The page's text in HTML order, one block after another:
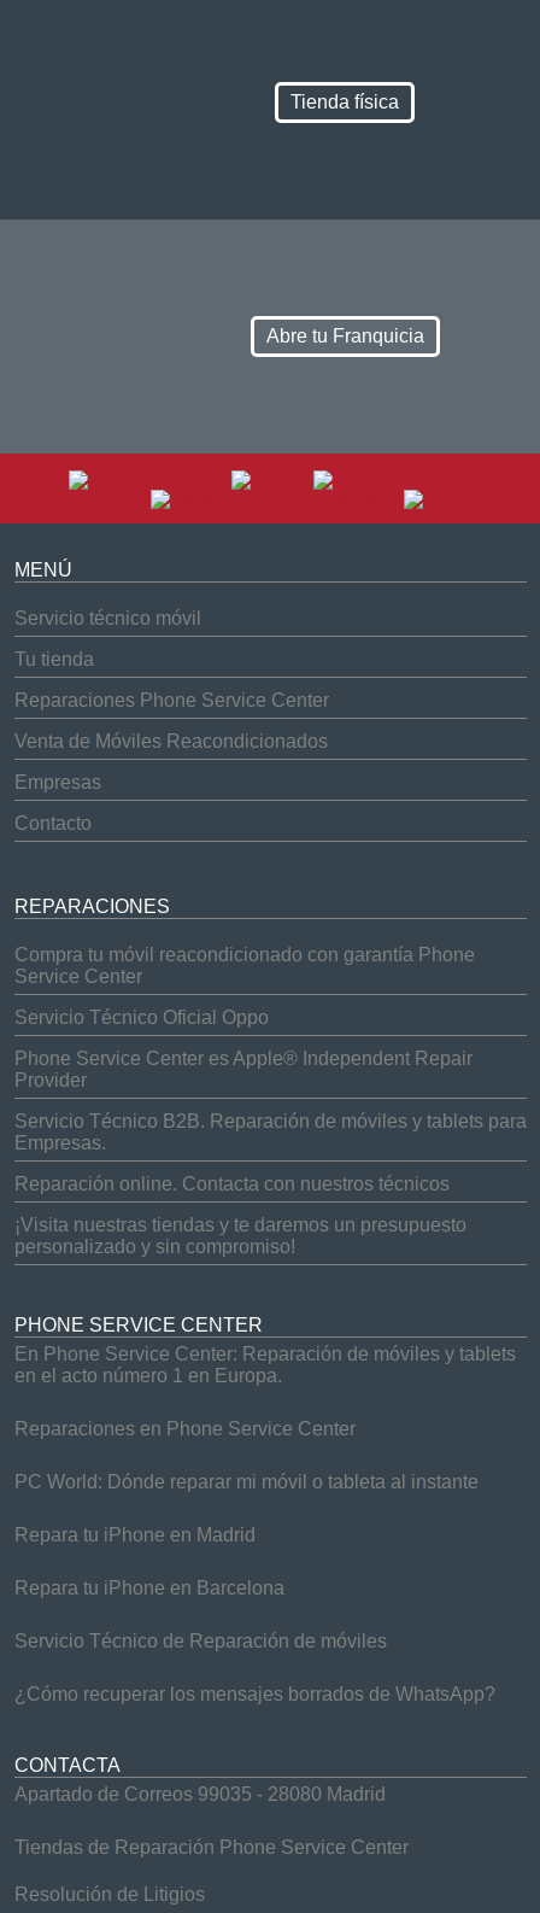
Tienda física
Abre tu Franquicia
MENÚ
Servicio técnico móvil
Tu tienda
Reparaciones Phone Service Center
Venta de Móviles Reacondicionados
Empresas
Contacto
REPARACIONES
Compra tu móvil reacondicionado con garantía Phone
Service Center
Servicio Técnico Oficial Oppo
Phone Service Center es Apple® Independent Repair
Provider
Servicio Técnico B2B. Reparación de móviles y tablets para
Empresas.
Reparación online. Contacta con nuestros técnicos
¡Visita nuestras tiendas y te daremos un presupuesto
personalizado y sin compromiso!
PHONE SERVICE CENTER
En Phone Service Center: Reparación de móviles y tablets
en el acto número 1 en Europa.
Reparaciones en Phone Service Center
PC World: Dónde reparar mi móvil o tableta al instante
Repara tu iPhone en Madrid
Repara tu iPhone en Barcelona
Servicio Técnico de Reparación de móviles
¿Cómo recuperar los mensajes borrados de WhatsApp?
CONTACTA
Apartado de Correos 99035 - 28080 Madrid
Tiendas de Reparación Phone Service Center
Resolución de Litigios